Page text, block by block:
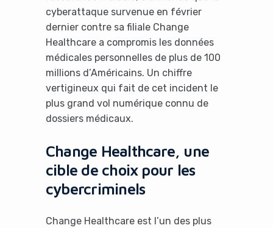
cyberattaque survenue en février
dernier contre sa filiale Change
Healthcare a compromis les données
médicales personnelles de plus de 100
millions d’Américains. Un chiffre
vertigineux qui fait de cet incident le
plus grand vol numérique connu de
dossiers médicaux.
Change Healthcare, une
cible de choix pour les
cybercriminels
Change Healthcare est l’un des plus